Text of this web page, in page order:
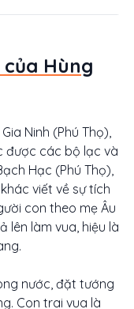
Hùng
Ninh (Phú Thọ),
được các bộ lạc và
Hạc (Phú Thọ),
viết về sự tích
con theo mẹ Âu
lên làm vua, hiệu là
nước, đặt tướng
Con trai vua là